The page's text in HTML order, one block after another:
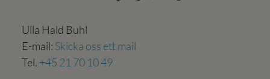
Ulla Hald Buhl
E-mail: Skicka oss ett mail
Tel. +45 21 70 10 49